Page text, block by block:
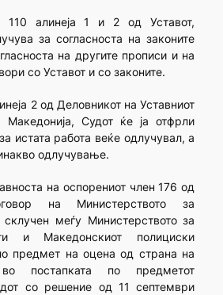
110 алинеја 1 и 2 од Уставот,
за согласноста на законите
на другите прописи и на
со Уставот и со законите.
2 од Деловникот на Уставниот
Судот ќе ја отфрли
истата работа веќе одлучувал, а
одлучување.
на оспорениот член 176 од
на Министерството за
меѓу Министерството за
и Македонскиот полициски
предмет на оцена од страна на
постапката по предметот
со решение од 11 септември